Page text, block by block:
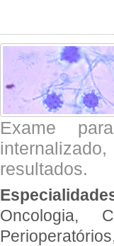
Exame
resultados.
Oncologia,